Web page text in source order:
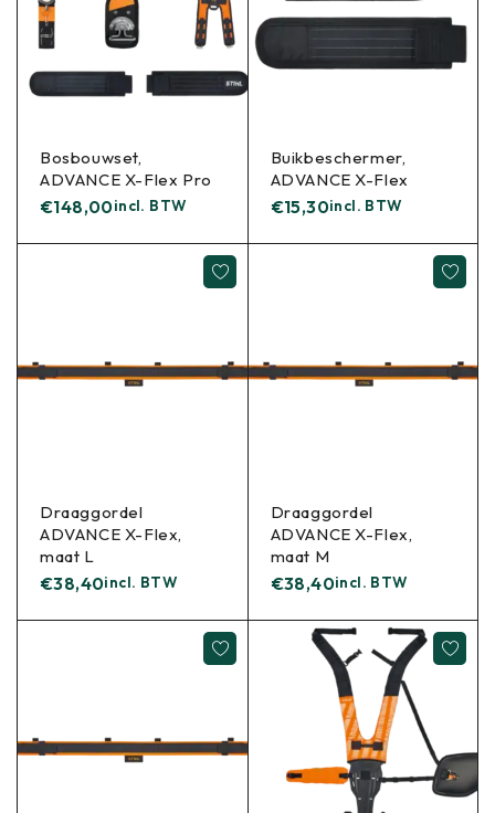
Bosbouwset,
ADVANCE X-Flex Pro
€148,00incl. BTW
Buikbeschermer,
ADVANCE X-Flex
€15,30incl. BTW
Draaggordel
ADVANCE X-Flex,
maat L
€38,40incl. BTW
Draaggordel
ADVANCE X-Flex,
maat M
€38,40incl. BTW